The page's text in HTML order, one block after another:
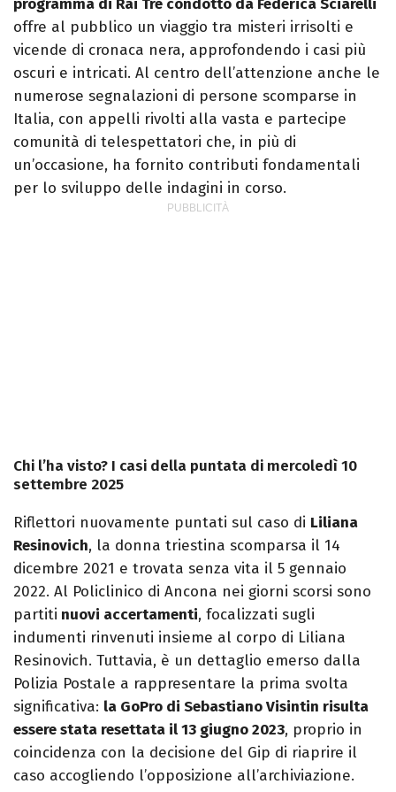
programma di Rai Tre condotto da Federica Sciarelli
offre al pubblico un viaggio tra misteri irrisolti e
vicende di cronaca nera, approfondendo i casi più
oscuri e intricati. Al centro dell’attenzione anche le
numerose segnalazioni di persone scomparse in
Italia, con appelli rivolti alla vasta e partecipe
comunità di telespettatori che, in più di
un’occasione, ha fornito contributi fondamentali
per lo sviluppo delle indagini in corso.
Chi l’ha visto? I casi della puntata di mercoledì 10
settembre 2025
Riflettori nuovamente puntati sul caso di Liliana
Resinovich, la donna triestina scomparsa il 14
dicembre 2021 e trovata senza vita il 5 gennaio
2022. Al Policlinico di Ancona nei giorni scorsi sono
partiti nuovi accertamenti, focalizzati sugli
indumenti rinvenuti insieme al corpo di Liliana
Resinovich. Tuttavia, è un dettaglio emerso dalla
Polizia Postale a rappresentare la prima svolta
significativa: la GoPro di Sebastiano Visintin risulta
essere stata resettata il 13 giugno 2023, proprio in
coincidenza con la decisione del Gip di riaprire il
caso accogliendo l’opposizione all’archiviazione.